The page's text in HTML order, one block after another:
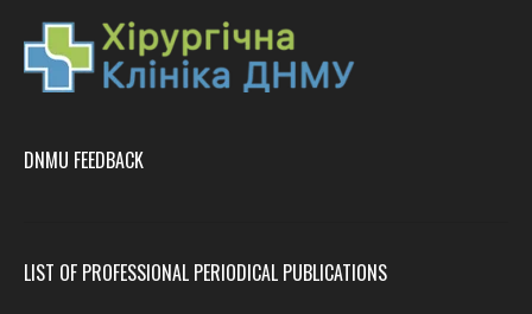
DNMU FEEDBACK
LIST OF PROFESSIONAL PERIODICAL PUBLICATIONS